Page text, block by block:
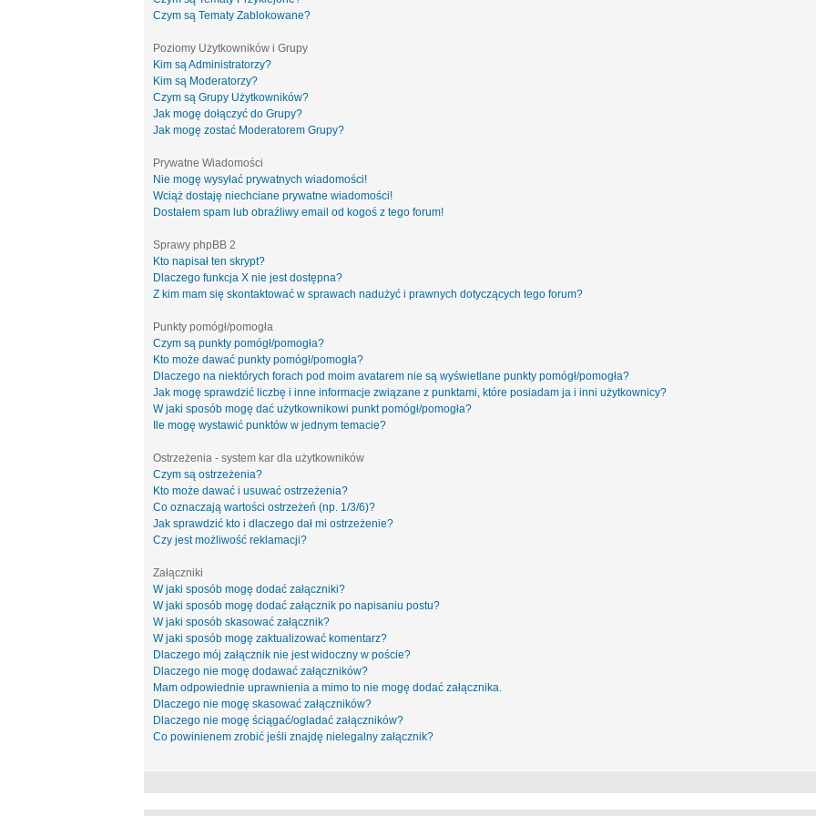
Czym są Tematy Zablokowane?
Poziomy Użytkowników i Grupy
Kim są Administratorzy?
Kim są Moderatorzy?
Czym są Grupy Użytkowników?
Jak mogę dołączyć do Grupy?
Jak mogę zostać Moderatorem Grupy?
Prywatne Wiadomości
Nie mogę wysyłać prywatnych wiadomości!
Wciąż dostaję niechciane prywatne wiadomości!
Dostałem spam lub obraźliwy email od kogoś z tego forum!
Sprawy phpBB 2
Kto napisał ten skrypt?
Dlaczego funkcja X nie jest dostępna?
Z kim mam się skontaktować w sprawach nadużyć i prawnych dotyczących tego forum?
Punkty pomógł/pomogła
Czym są punkty pomógł/pomogła?
Kto może dawać punkty pomógł/pomogła?
Dlaczego na niektórych forach pod moim avatarem nie są wyświetlane punkty pomógł/pomogła?
Jak mogę sprawdzić liczbę i inne informacje związane z punktami, które posiadam ja i inni użytkownicy?
W jaki sposób mogę dać użytkownikowi punkt pomógł/pomogła?
Ile mogę wystawić punktów w jednym temacie?
Ostrzeżenia - system kar dla użytkowników
Czym są ostrzeżenia?
Kto może dawać i usuwać ostrzeżenia?
Co oznaczają wartości ostrzeżeń (np. 1/3/6)?
Jak sprawdzić kto i dlaczego dał mi ostrzeżenie?
Czy jest możliwość reklamacji?
Załączniki
W jaki sposób mogę dodać załączniki?
W jaki sposób mogę dodać załącznik po napisaniu postu?
W jaki sposób skasować załącznik?
W jaki sposób mogę zaktualizować komentarz?
Dlaczego mój załącznik nie jest widoczny w poście?
Dlaczego nie mogę dodawać załączników?
Mam odpowiednie uprawnienia a mimo to nie mogę dodać załącznika.
Dlaczego nie mogę skasować załączników?
Dlaczego nie mogę ściągać/ogladać załączników?
Co powinienem zrobić jeśli znajdę nielegalny załącznik?